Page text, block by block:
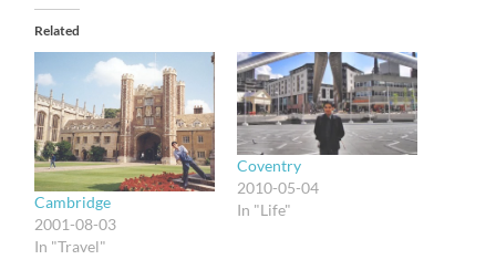
Related
Cambridge
2001-08-03
In "Travel"
Coventry
2010-05-04
In "Life"